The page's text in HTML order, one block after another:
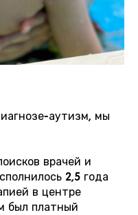
аутизм, мы
врачей и
2,5 года
в центре
был платный